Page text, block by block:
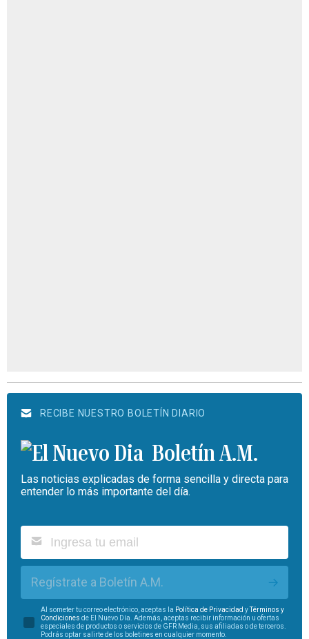
RECIBE NUESTRO BOLETÍN DIARIO
Boletín A.M.
Las noticias explicadas de forma sencilla y directa para
entender lo más importante del día.
Regístrate a Boletín A.M.
Al someter tu correo electrónico, aceptas la Política de Privacidad yTérminos y
Condiciones de El Nuevo Día. Además, aceptas recibir información u ofertas
especiales de productos o servicios de GFR Media, sus afiliadas o de terceros.
Podrás optar salirte de los boletines en cualquier momento.